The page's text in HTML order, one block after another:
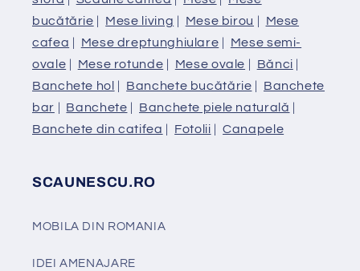
bucătărie | Mese living | Mese birou | Mese
cafea | Mese dreptunghiulare | Mese semi-
ovale | Mese rotunde | Mese ovale | Bănci |
Banchete hol | Banchete bucătărie | Banchete
bar | Banchete | Banchete piele naturală |
Banchete din catifea | Fotolii |Canapele
SCAUNESCU.RO
MOBILA DIN ROMANIA
IDEI AMENAJARE